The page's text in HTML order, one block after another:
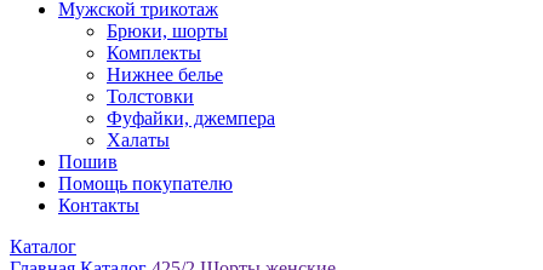
Мужской трикотаж
Брюки, шорты
Комплекты
Нижнее белье
Толстовки
Фуфайки, джемпера
Халаты
Пошив
Помощь покупателю
Контакты
Каталог